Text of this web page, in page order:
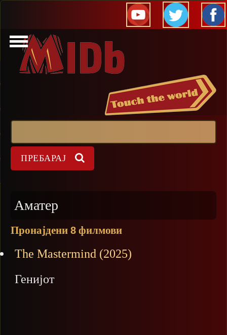
Прескокни
Аматер
Пронајдени 8 филмови
The Mastermind (2025)
Генијот